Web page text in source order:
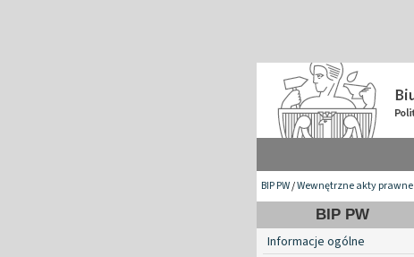
BIP PW/Wewnętrzne akty prawne
BIP PW
Informacje ogólne